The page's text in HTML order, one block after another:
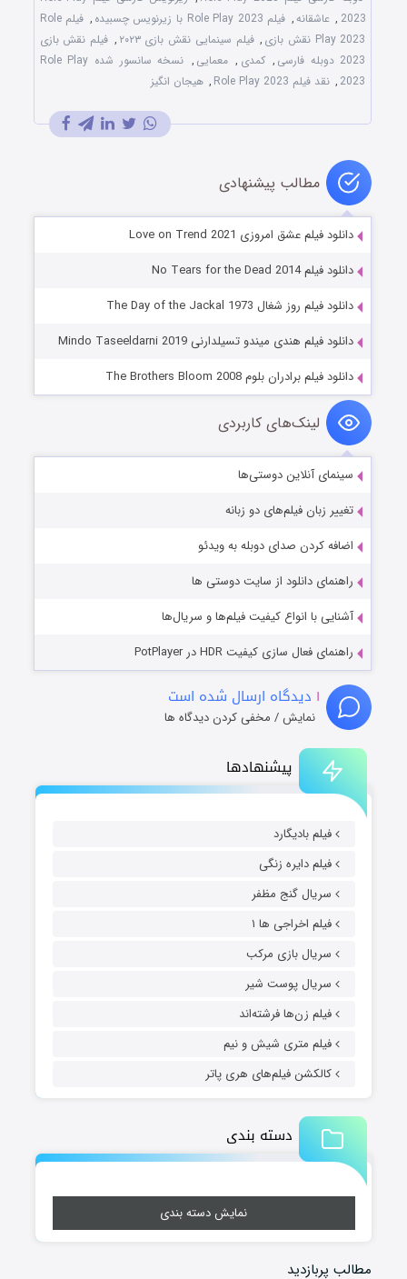
پیشنهادها
فیلم بادیگارد
فیلم دایره زنگی
سریال گنج مظفر
فیلم اخراجی ها ۱
سریال بازی مرکب
سریال پوست شیر
فیلم زن‌ها فرشته‌اند
فیلم متری شیش و نیم
کالکشن فیلم‌های هری پاتر
دسته بندی
نمایش دسته بندی
مطالب پربازدید
2023
, عاشقانه, فیلم Role Play 2023 با زیرنویس چسبیده ,
فیلم Role
Play 2023 نقش بازی
, فیلم سینمایی نقش بازی ۲۰۲۳ , فیلم نقش بازی
2023 دوبله فارسی
, کمدی , معمایی ,
نسخه سانسور شده Role Play
2023
, نقد فیلم Role Play 2023 , هیجان انگیز
مطالب پیشنهادی
دانلود فیلم عشق امروزی Love on Trend 2021
دانلود فیلم No Tears for the Dead 2014
دانلود فیلم روز شغال The Day of the Jackal 1973
دانلود فیلم هندی میندو تسیلدارنی Mindo Taseeldarni 2019
دانلود فیلم برادران بلوم The Brothers Bloom 2008
لینک‌های کاربردی
سینمای آنلاین دوستی‌ها
تغییر زبان فیلم‌های دو زبانه
اضافه کردن صدای دوبله به ویدئو
راهنمای دانلود از سایت دوستی ها
آشنایی با انواع کیفیت فیلم‌ها و سریال‌ها
راهنمای فعال سازی کیفیت HDR در PotPlayer
۱ دیدگاه ارسال شده است
نمایش / مخفی کردن دیدگاه ها